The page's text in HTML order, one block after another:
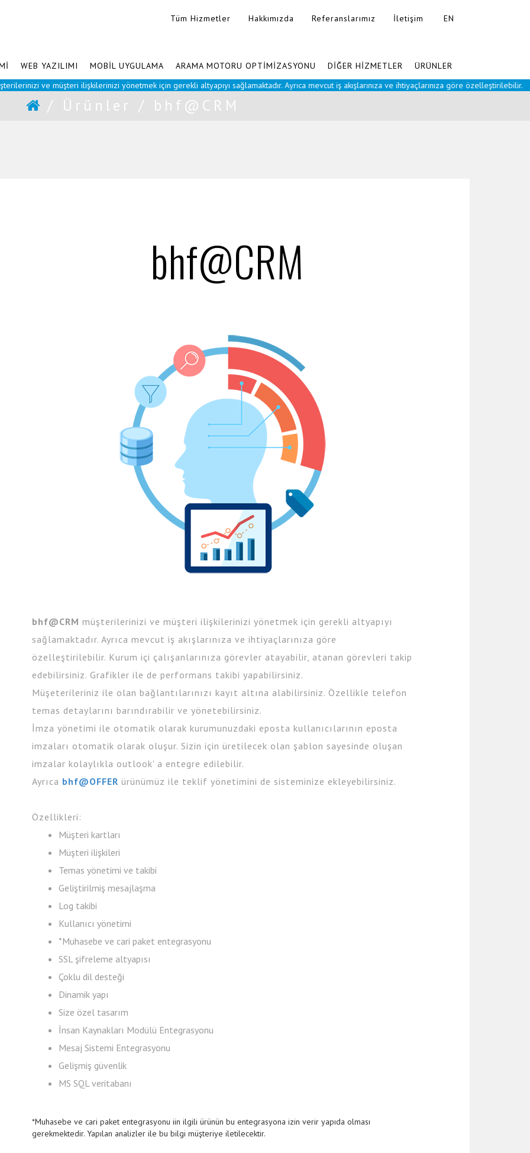
Tüm Hizmetler Hakkımızda Referanslarımız İletişim EN
WEB YAZILIMI MOBİL UYGULAMA ARAMA MOTORU OPTİMİZASYONU DİĞER HİZMETLER
ÜRÜNLER
ve müşteri ilişkilerinizi yönetmek için gerekli altyapıyı sağlamaktadır. Ayrıca mevcut iş akışlarınıza ve ihtiyaçlarınıza göre özelleştirilebilir.
/ Ürünler / bhf@CRM
bhf@CRM
bhf@CRM müşterilerinizi ve müşteri ilişkilerinizi yönetmek için gerekli altyapıyı
sağlamaktadır. Ayrıca mevcut iş akışlarınıza ve ihtiyaçlarınıza göre
özelleştirilebilir. Kurum içi çalışanlarınıza görevler atayabilir, atanan görevleri takip
edebilirsiniz. Grafikler ile de performans takibi yapabilirsiniz.
Müşeterileriniz ile olan bağlantılarınızı kayıt altına alabilirsiniz. Özellikle telefon
temas detaylarını barındırabilir ve yönetebilirsiniz.
İmza yönetimi ile otomatik olarak kurumunuzdaki eposta kullanıcılarının eposta
imzaları otomatik olarak oluşur. Sizin için üretilecek olan şablon sayesinde oluşan
imzalar kolaylıkla outlook' a entegre edilebilir.
Ayrıca bhf@OFFER ürünümüz ile teklif yönetimini de sisteminize ekleyebilirsiniz.
Özellikleri:
Müşteri kartları
Müşteri ilişkileri
Temas yönetimi ve takibi
Geliştirilmiş mesajlaşma
Log takibi
Kullanıcı yönetimi
*Muhasebe ve cari paket entegrasyonu
SSL şifreleme altyapısı
Çoklu dil desteği
Dinamik yapı
Size özel tasarım
İnsan Kaynakları Modülü Entegrasyonu
Mesaj Sistemi Entegrasyonu
Gelişmiş güvenlik
MS SQL veritabanı
*Muhasebe ve cari paket entegrasyonu iin ilgili ürünün bu entegrasyona izin verir yapıda olması
gerekmektedir. Yapılan analizler ile bu bilgi müşteriye iletilecektir.